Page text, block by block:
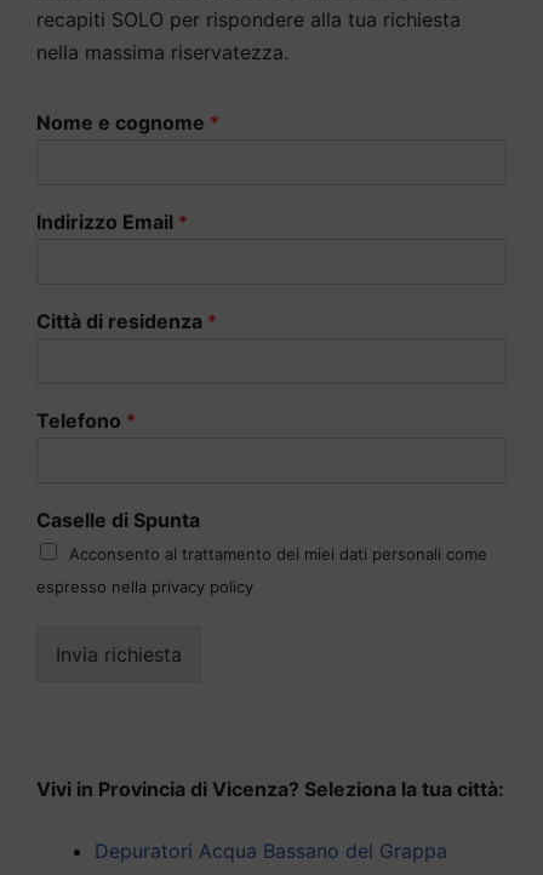
recapiti SOLO per rispondere alla tua richiesta
nella massima riservatezza.
Nome e cognome *
Indirizzo Email *
Città di residenza *
Telefono *
Caselle di Spunta
Acconsento al trattamento dei miei dati personali come
espresso nella privacy policy
Invia richiesta
Vivi in Provincia di Vicenza? Seleziona la tua città:
Depuratori Acqua Bassano del Grappa